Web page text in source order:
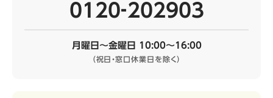
0120‐202903
月曜日～金曜日 10:00～16:00
（祝日・窓口休業日を除く）